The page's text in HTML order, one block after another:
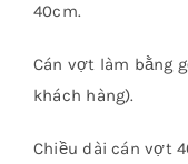
40cm.
Cán vợt làm bằng
khách hàng).
Chiều dài cán vợt